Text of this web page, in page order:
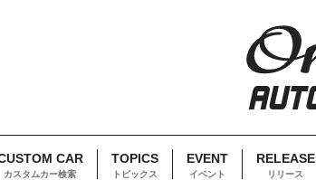
CAR
カスタムカー検索
TOPICS
トピックス
EVENT
イベント
RELEASE
リリース